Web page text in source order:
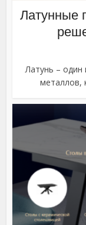
Латунные
Латунь – один
металлов,